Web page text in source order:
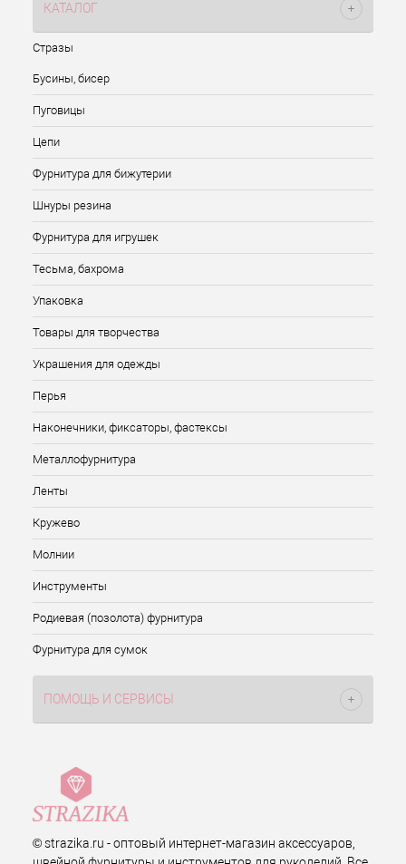
КАТАЛОГ
Стразы
Бусины, бисер
Пуговицы
Цепи
Фурнитура для бижутерии
Шнуры резина
Фурнитура для игрушек
Тесьма, бахрома
Упаковка
Товары для творчества
Украшения для одежды
Перья
Наконечники, фиксаторы, фастексы
Металлофурнитура
Ленты
Кружево
Молнии
Инструменты
Родиевая (позолота) фурнитура
Фурнитура для сумок
ПОМОЩЬ И СЕРВИСЫ
© strazika.ru - оптовый интернет-магазин аксессуаров,